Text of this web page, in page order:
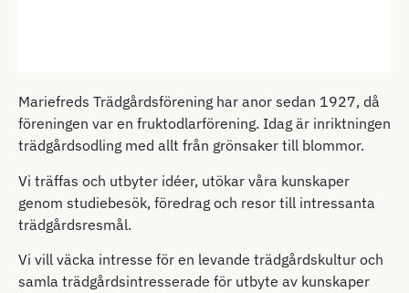
Mariefreds Trädgårdsförening har anor sedan 1927, då
föreningen var en fruktodlarförening. Idag är inriktningen
trädgårdsodling med allt från grönsaker till blommor.
Vi träffas och utbyter idéer, utökar våra kunskaper
genom studiebesök, föredrag och resor till intressanta
trädgårdsresmål.
Vi vill väcka intresse för en levande trädgårdskultur och
samla trädgårdsintresserade för utbyte av kunskaper